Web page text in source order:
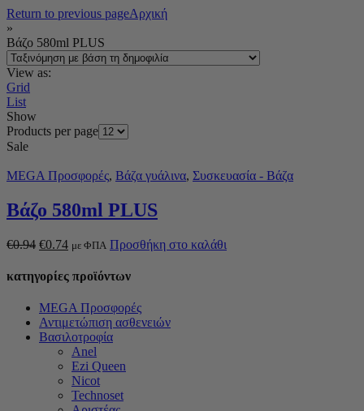
Return to previous pageΑρχική
»
Βάζο 580ml PLUS
View as:
Grid
List
Show
Products per page
Sale
MEGA Προσφορές, Βάζα γυάλινα, Συσκευασία - Βάζα
Βάζο 580ml PLUS
€0.94 €0.74 με ΦΠΑ Προσθήκη στο καλάθι
κατηγορίες προϊόντων
MEGA Προσφορές
Αντιμετώπιση ασθενειών
Βασιλοτροφία
Anel
Ezi Queen
Nicot
Technoset